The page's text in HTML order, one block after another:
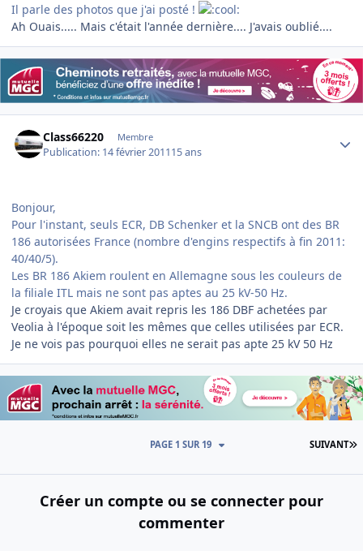
Il parle des photos que j'ai posté !
Ah Ouais..... Mais c'était l'année dernière.... J'avais oublié....
Class66220 Membre
Publication: 14 février 201115 ans
Bonjour,
Pour l'instant, seuls ECR, DB Schenker et la SNCB ont des BR
186 autorisées France (nombre d'engins respectifs à fin 2011:
40/40/5).
Les BR 186 Akiem roulent en Allemagne sous les couleurs de
la filiale ITL mais ne sont pas aptes au 25 kV-50 Hz.
Je croyais que Akiem avait repris les 186 DBF achetées par
Veolia à l'époque soit les mêmes que celles utilisées par ECR.
Je ne vois pas pourquoi elles ne serait pas apte 25 kV 50 Hz
SUIVANT
PAGE 1 SUR 19
Créer un compte ou se connecter pour
commenter